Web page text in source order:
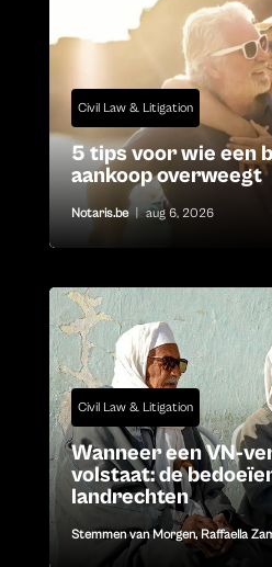
Civil Law & Litigation
5 tips voor wie een
aankoop overweegt
Notaris.be | aug 6, 2026
Civil Law & Litigation
Wanneer een VN-
volstaat: de
landrechten
Stemmen van Morgen,Raffaella